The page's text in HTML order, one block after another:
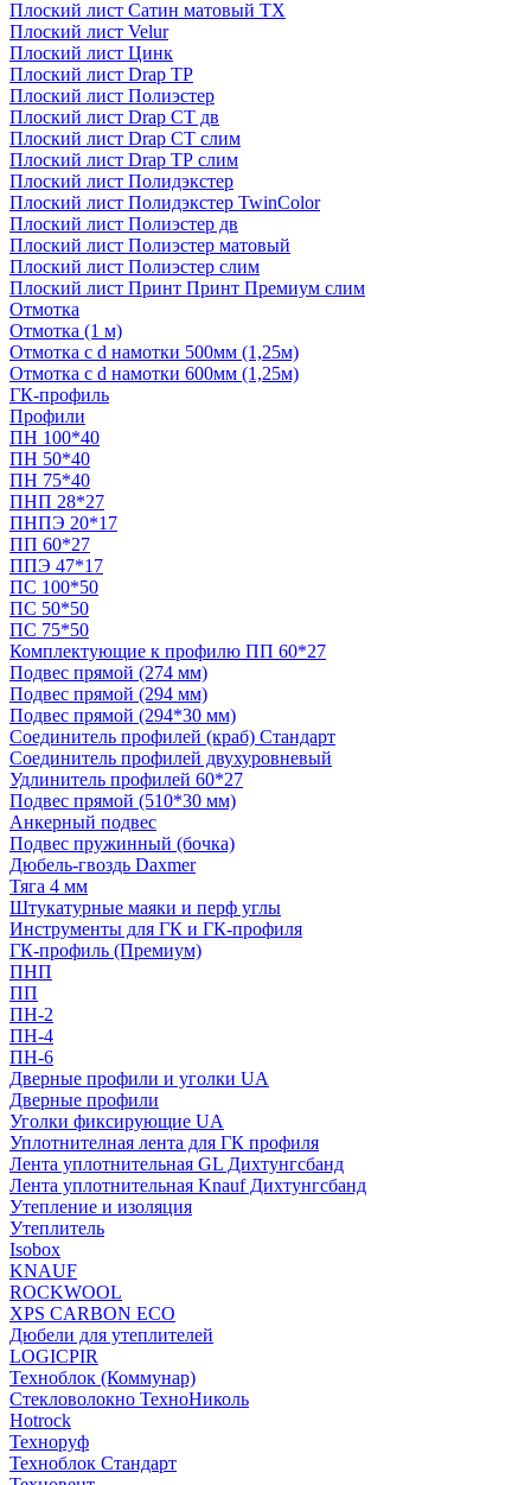
Плоский лист Сатин матовый TX
Плоский лист Velur
Плоский лист Цинк
Плоский лист Drap ТР
Плоский лист Полиэстер
Плоский лист Drap СТ дв
Плоский лист Drap СТ слим
Плоский лист Drap ТР слим
Плоский лист Полидэкстер
Плоский лист Полидэкстер TwinColor
Плоский лист Полиэстер дв
Плоский лист Полиэстер матовый
Плоский лист Полиэстер слим
Плоский лист Принт Принт Премиум слим
Отмотка
Отмотка (1 м)
Отмотка с d намотки 500мм (1,25м)
Отмотка с d намотки 600мм (1,25м)
ГК-профиль
Профили
ПН 100*40
ПН 50*40
ПН 75*40
ПНП 28*27
ПНПЭ 20*17
ПП 60*27
ППЭ 47*17
ПС 100*50
ПС 50*50
ПС 75*50
Комплектующие к профилю ПП 60*27
Подвес прямой (274 мм)
Подвес прямой (294 мм)
Подвес прямой (294*30 мм)
Соединитель профилей (краб) Стандарт
Соединитель профилей двухуровневый
Удлинитель профилей 60*27
Подвес прямой (510*30 мм)
Анкерный подвес
Подвес пружинный (бочка)
Дюбель-гвоздь Daxmer
Тяга 4 мм
Штукатурные маяки и перф углы
Инструменты для ГК и ГК-профиля
ГК-профиль (Премиум)
ПНП
ПП
ПН-2
ПН-4
ПН-6
Дверные профили и уголки UA
Дверные профили
Уголки фиксирующие UA
Уплотнителная лента для ГК профиля
Лента уплотнительная GL Дихтунгсбанд
Лента уплотнительная Knauf Дихтунгсбанд
Утепление и изоляция
Утеплитель
Isobox
KNAUF
ROCKWOOL
XPS CARBON ECO
Дюбели для утеплителей
LOGICPIR
Техноблок (Коммунар)
Стекловолокно ТехноНиколь
Hotrock
Технoруф
Техноблок Стандарт